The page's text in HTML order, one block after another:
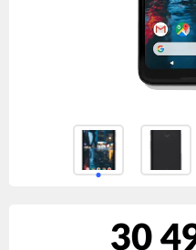
30